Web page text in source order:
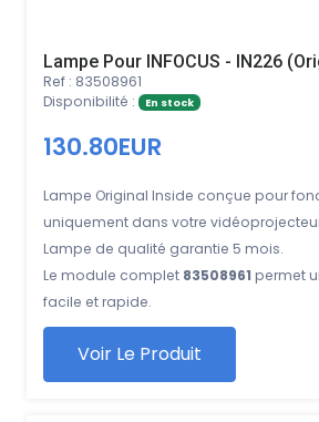
Lampe Pour INFOCUS - IN226
Ref : 83508961
Disponibilité :
En stock
130.80EUR
Lampe Original Inside conçue pour
uniquement dans votre
Lampe de qualité garantie 5 mois.
Le module complet 83508961 permet
facile et rapide.
Voir Le Produit